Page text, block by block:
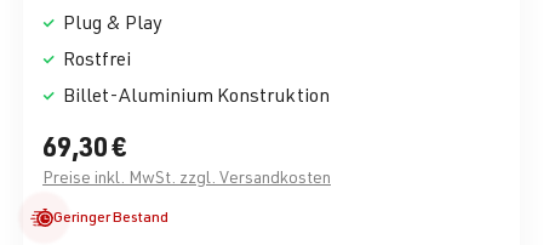
Plug & Play
Rostfrei
Billet-Aluminium Konstruktion
69,30 €
Preise inkl. MwSt. zzgl. Versandkosten
Geringer Bestand